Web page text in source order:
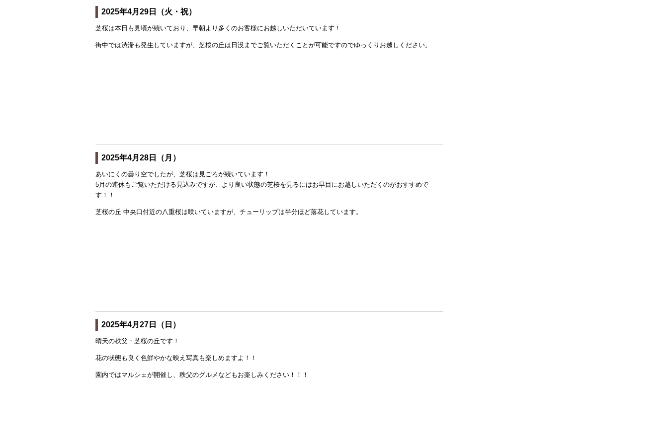
2025年4月29日（火・祝）
芝桜は本日も見頃が続いており、早朝より多くのお客様にお越しいただいています！
街中では渋滞も発生していますが、芝桜の丘は日没までご覧いただくことが可能ですのでゆっくりお越しください。
2025年4月28日（月）
あいにくの曇り空でしたが、芝桜は見ごろが続いています！
5月の連休もご覧いただける見込みですが、より良い状態の芝桜を見るにはお早目にお越しいただくのがおすすめで
す！！
芝桜の丘 中央口付近の八重桜は咲いていますが、チューリップは半分ほど落花しています。
2025年4月27日（日）
晴天の秩父・芝桜の丘です！
花の状態も良く色鮮やかな映え写真も楽しめますよ！！
園内ではマルシェが開催し、秩父のグルメなどもお楽しみください！！！